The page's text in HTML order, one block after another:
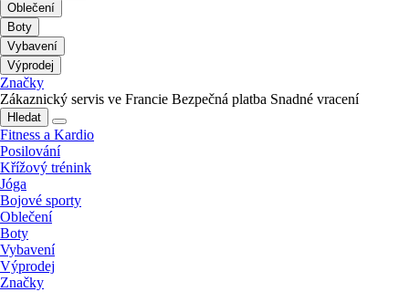
Oblečení
Boty
Vybavení
Výprodej
Značky
Zákaznický servis ve Francie Bezpečná platba Snadné vracení
Hledat
Fitness a Kardio
Posilování
Křížový trénink
Jóga
Bojové sporty
Oblečení
Boty
Vybavení
Výprodej
Značky